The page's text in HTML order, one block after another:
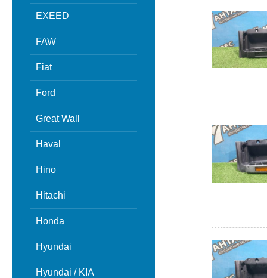
EXEED
FAW
Fiat
Ford
Great Wall
Haval
Hino
Hitachi
Honda
Hyundai
Hyundai / KIA